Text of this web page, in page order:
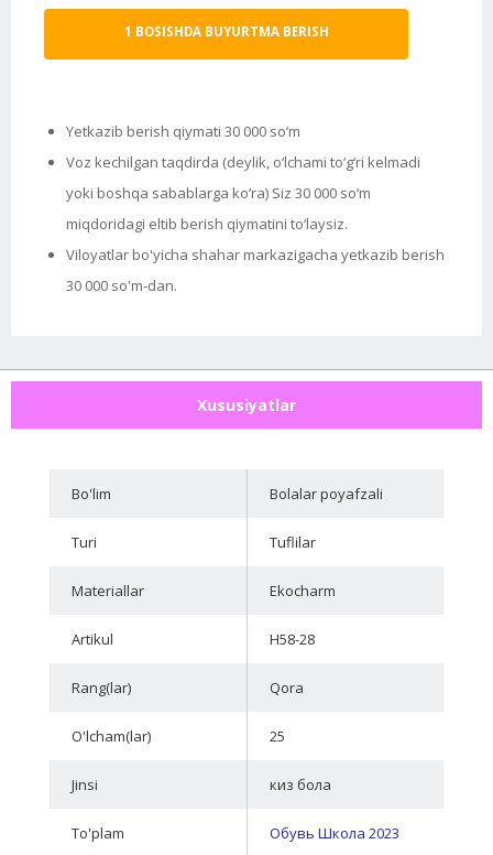
1 BOSISHDA BUYURTMA BERISH
Yetkazib berish qiymati 30 000 so‘m
Voz kechilgan taqdirda (deylik, o‘lchami to‘g‘ri kelmadi
yoki boshqa sabablarga ko‘ra) Siz 30 000 so‘m
miqdoridagi eltib berish qiymatini to‘laysiz.
Viloyatlar bo'yicha shahar markazigacha yetkazib berish
30 000 so'm-dan.
Xususiyatlar
Bo'lim Bolalar poyafzali
Turi Tuflilar
Materiallar Ekocharm
Artikul H58-28
Rang(lar) Qora
O'lcham(lar) 25
Jinsi киз бола
To'plam Обувь Школа 2023